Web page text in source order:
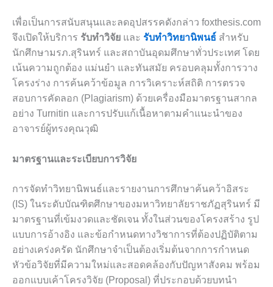
เพื่อเป็นการสนับสนุนและลดอุปสรรคดังกล่าว foxthesis.com
จึงเปิดให้บริการ รับทำวิจัย และ รับทำวิทยานิพนธ์ สำหรับ
นักศึกษามรภ.สุรินทร์ และสถาบันอุดมศึกษาทั่วประเทศ โดย
เน้นความถูกต้อง แม่นยำ และทันสมัย ครอบคลุมทั้งการวาง
โครงร่าง การค้นคว้าข้อมูล การวิเคราะห์สถิติ การตรวจ
สอบการคัดลอก (Plagiarism) ด้วยเครื่องมือมาตรฐานสากล
อย่าง Turnitin และการปรับแก้เนื้อหาตามคำแนะนำของ
อาจารย์ผู้ทรงคุณวุฒิ
มาตรฐานและระเบียบการวิจัย
การจัดทำวิทยานิพนธ์และรายงานการศึกษาค้นคว้าอิสระ
(IS) ในระดับบัณฑิตศึกษาของมหาวิทยาลัยราชภัฏสุรินทร์ มี
มาตรฐานที่เข้มงวดและชัดเจน ทั้งในส่วนของโครงสร้าง รูป
แบบการอ้างอิง และข้อกำหนดทางวิชาการที่ต้องปฏิบัติตาม
อย่างเคร่งครัด นักศึกษาจำเป็นต้องเริ่มต้นจากการกำหนด
หัวข้อวิจัยที่มีความใหม่และสอดคล้องกับปัญหาสังคม พร้อม
ออกแบบเค้าโครงวิจัย (Proposal) ที่ประกอบด้วยบทนำ